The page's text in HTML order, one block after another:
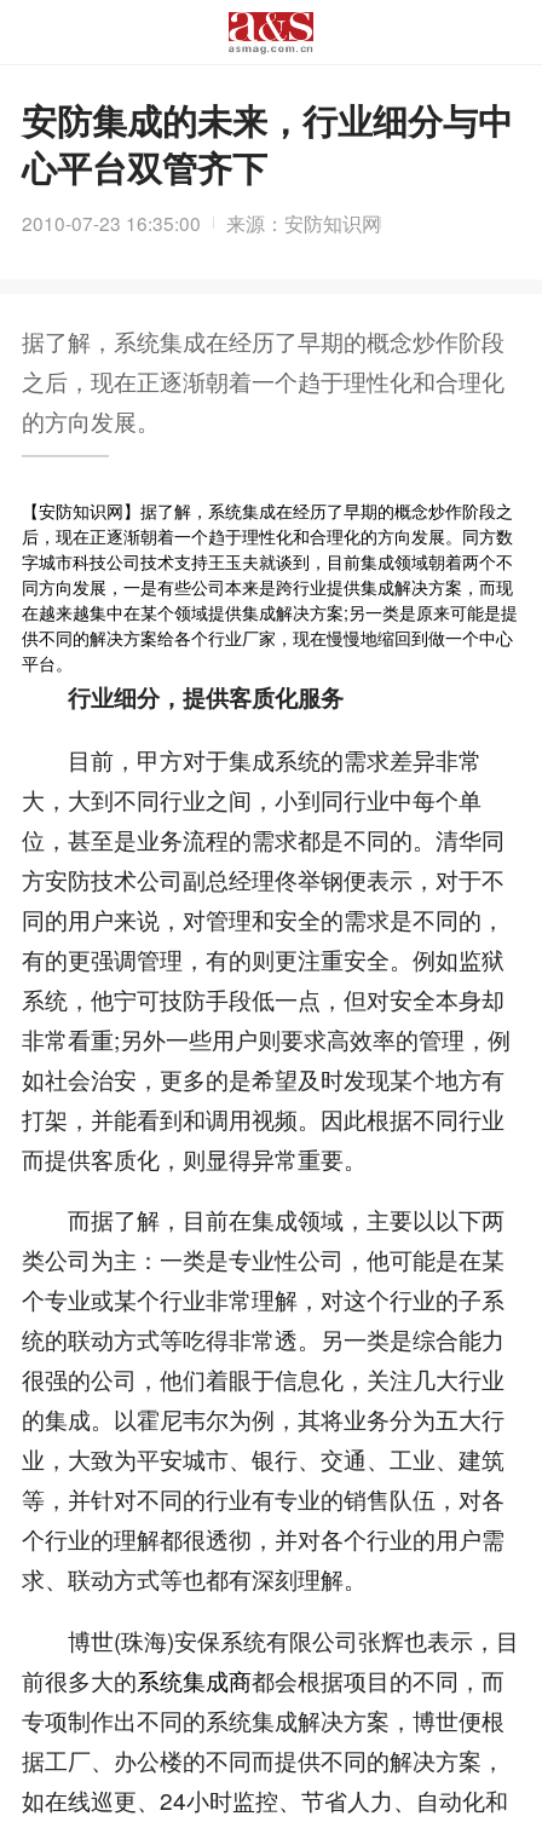
安防集成的未来，行业细分与中
心平台双管齐下
2010-07-23 16:35:00 来源：安防知识网
据了解，系统集成在经历了早期的概念炒作阶段
之后，现在正逐渐朝着一个趋于理性化和合理化
的方向发展。
【安防知识网】据了解，系统集成在经历了早期的概念炒作阶段之
后，现在正逐渐朝着一个趋于理性化和合理化的方向发展。同方数
字城市科技公司技术支持王玉夫就谈到，目前集成领域朝着两个不
同方向发展，一是有些公司本来是跨行业提供集成解决方案，而现
在越来越集中在某个领域提供集成解决方案;另一类是原来可能是提
供不同的解决方案给各个行业厂家，现在慢慢地缩回到做一个中心
平台。
行业细分，提供客质化服务
目前，甲方对于集成系统的需求差异非常
大，大到不同行业之间，小到同行业中每个单
位，甚至是业务流程的需求都是不同的。清华同
方安防技术公司副总经理佟举钢便表示，对于不
同的用户来说，对管理和安全的需求是不同的，
有的更强调管理，有的则更注重安全。例如监狱
系统，他宁可技防手段低一点，但对安全本身却
非常看重;另外一些用户则要求高效率的管理，例
如社会治安，更多的是希望及时发现某个地方有
打架，并能看到和调用视频。因此根据不同行业
而提供客质化，则显得异常重要。
而据了解，目前在集成领域，主要以以下两
类公司为主：一类是专业性公司，他可能是在某
个专业或某个行业非常理解，对这个行业的子系
统的联动方式等吃得非常透。另一类是综合能力
很强的公司，他们着眼于信息化，关注几大行业
的集成。以霍尼韦尔为例，其将业务分为五大行
业，大致为平安城市、银行、交通、工业、建筑
等，并针对不同的行业有专业的销售队伍，对各
个行业的理解都很透彻，并对各个行业的用户需
求、联动方式等也都有深刻理解。
博世(珠海)安保系统有限公司张辉也表示，目
前很多大的系统集成商都会根据项目的不同，而
专项制作出不同的系统集成解决方案，博世便根
据工厂、办公楼的不同而提供不同的解决方案，
如在线巡更、24小时监控、节省人力、自动化和